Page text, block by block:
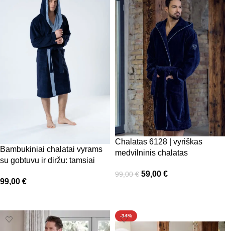
Bambukiniai chalatai vyrams
su gobtuvu ir diržu: tamsiai
99,00 €
Chalatas 6128 | vyriškas
medvilninis chalatas
99,00€ 59,00 €
-34%